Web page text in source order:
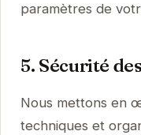
paramètres de
5. Sécurité
Nous mettons en
techniques et